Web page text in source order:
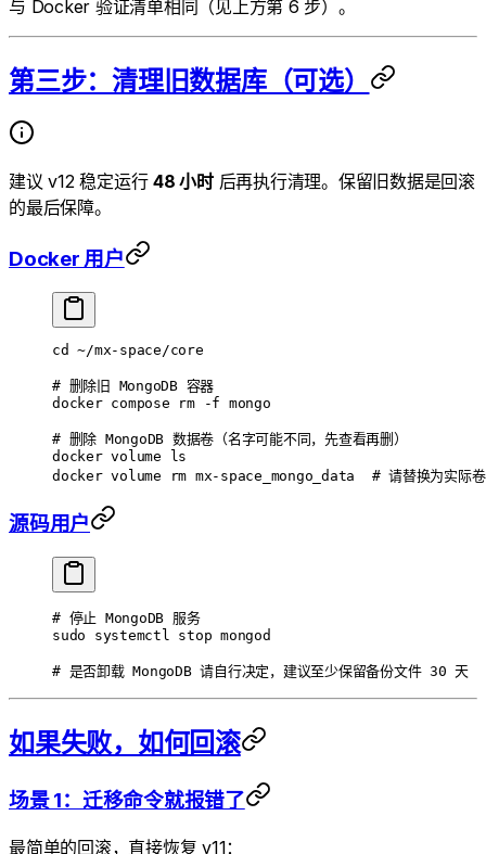
与 Docker 验证清单相同（见上方第 6 步）。
第三步：清理旧数据库（可选）
建议 v12 稳定运行 48 小时后再执行清理。保留旧数据是回滚
的最后保障。
Docker 用户
cd ~/mx-space/core
# 删除旧 MongoDB 容器
docker compose rm -f mongo
# 删除 MongoDB 数据卷（名字可能不同，先查看再删）
docker volume ls
docker volume rm mx-space_mongo_data
# 请替换为实际
源码用户
# 停止 MongoDB 服务
sudo systemctl stop mongod
# 是否卸载 MongoDB 请自行决定，建议至少保留备份文件 30 天
如果失败，如何回滚
场景 1：迁移命令就报错了
最简单的回滚，直接恢复 v11：